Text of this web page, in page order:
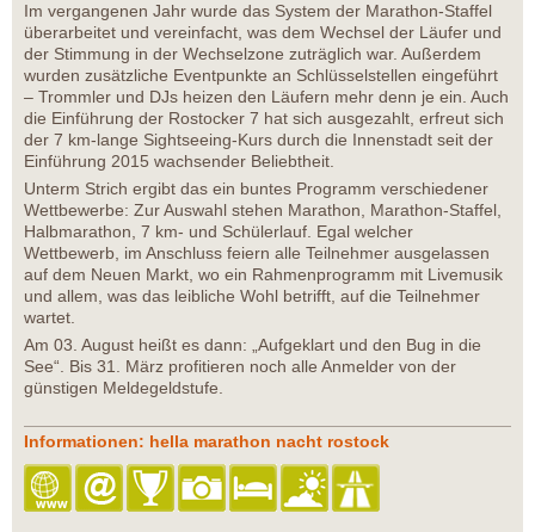
Im vergangenen Jahr wurde das System der Marathon-Staffel
überarbeitet und vereinfacht, was dem Wechsel der Läufer und
der Stimmung in der Wechselzone zuträglich war. Außerdem
wurden zusätzliche Eventpunkte an Schlüsselstellen eingeführt
– Trommler und DJs heizen den Läufern mehr denn je ein. Auch
die Einführung der Rostocker 7 hat sich ausgezahlt, erfreut sich
der 7 km-lange Sightseeing-Kurs durch die Innenstadt seit der
Einführung 2015 wachsender Beliebtheit.
Unterm Strich ergibt das ein buntes Programm verschiedener
Wettbewerbe: Zur Auswahl stehen Marathon, Marathon-Staffel,
Halbmarathon, 7 km- und Schülerlauf. Egal welcher
Wettbewerb, im Anschluss feiern alle Teilnehmer ausgelassen
auf dem Neuen Markt, wo ein Rahmenprogramm mit Livemusik
und allem, was das leibliche Wohl betrifft, auf die Teilnehmer
wartet.
Am 03. August heißt es dann: „Aufgeklart und den Bug in die
See“. Bis 31. März profitieren noch alle Anmelder von der
günstigen Meldegeldstufe.
Informationen: hella marathon nacht rostock